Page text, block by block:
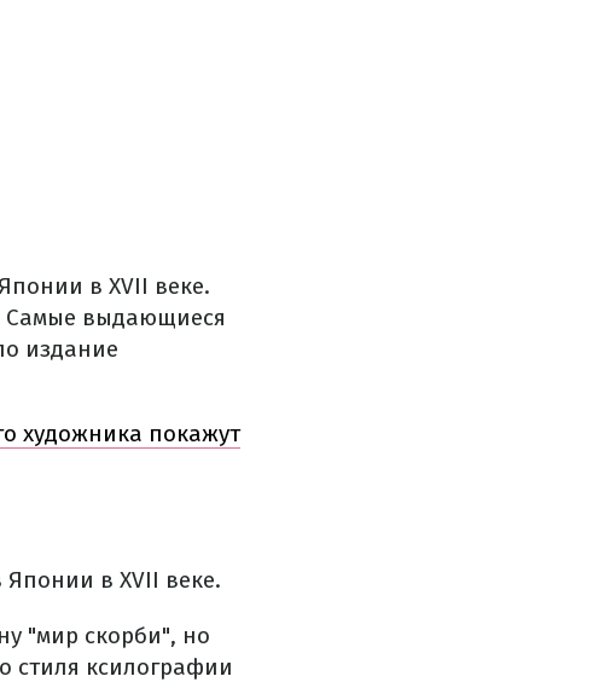
в XVII веке.
Самые выдающиеся
издание
художника покажут
в XVII веке.
"мир скорби", но
стиля ксилографии